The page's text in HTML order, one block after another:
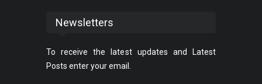
Newsletters
To receive the latest updates and Latest
Posts enter your email.